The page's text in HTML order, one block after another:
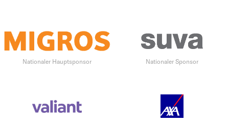
Nationaler Hauptsponsor Nationaler Sponsor